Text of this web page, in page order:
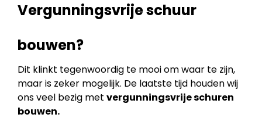
Vergunningsvrije schuur
bouwen?
Dit klinkt tegenwoordig te mooi om waar te zijn,
maar is zeker mogelijk. De laatste tijd houden wij
ons veel bezig met vergunningsvrije schuren
bouwen.